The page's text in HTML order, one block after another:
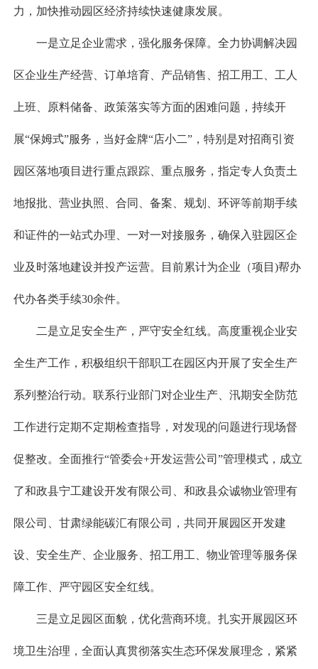
力，加快推动园区经济持续快速健康发展。
一是立足企业需求，强化服务保障。全力协调解决园
区企业生产经营、订单培育、产品销售、招工用工、工人
上班、原料储备、政策落实等方面的困难问题，持续开
展“保姆式”服务，当好金牌“店小二”，特别是对招商引资
园区落地项目进行重点跟踪、重点服务，指定专人负责土
地报批、营业执照、合同、备案、规划、环评等前期手续
和证件的一站式办理、一对一对接服务，确保入驻园区企
业及时落地建设并投产运营。目前累计为企业（项目)帮办
代办各类手续30余件。
二是立足安全生产，严守安全红线。高度重视企业安
全生产工作，积极组织干部职工在园区内开展了安全生产
系列整治行动。联系行业部门对企业生产、汛期安全防范
工作进行定期不定期检查指导，对发现的问题进行现场督
促整改。全面推行“管委会+开发运营公司”管理模式，成立
了和政县宁工建设开发有限公司、和政县众诚物业管理有
限公司、甘肃绿能碳汇有限公司，共同开展园区开发建
设、安全生产、企业服务、招工用工、物业管理等服务保
障工作、严守园区安全红线。
三是立足园区面貌，优化营商环境。扎实开展园区环
境卫生治理，全面认真贯彻落实生态环保发展理念，紧紧